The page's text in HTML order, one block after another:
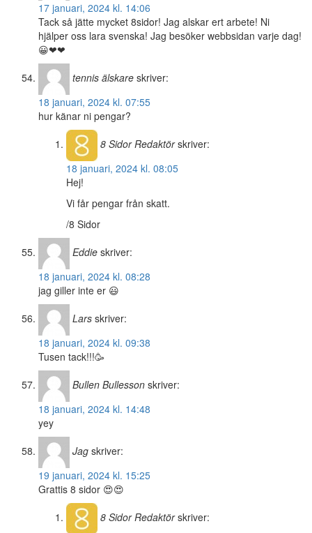
17 januari, 2024 kl. 14:06
Tack så jätte mycket 8sidor! Jag alskar ert arbete! Ni
hjälper oss lara svenska! Jag besöker webbsidan varje dag!
😀❤❤
tennis älskare skriver:
18 januari, 2024 kl. 07:55
hur känar ni pengar?
8 SidorRedaktör skriver:
18 januari, 2024 kl. 08:05
Hej!
Vi får pengar från skatt.
/8 Sidor
Eddie skriver:
18 januari, 2024 kl. 08:28
jag giller inte er 😃
Lars skriver:
18 januari, 2024 kl. 09:38
Tusen tack!!!🥳
Bullen Bullesson skriver:
18 januari, 2024 kl. 14:48
yey
Jag skriver:
19 januari, 2024 kl. 15:25
Grattis 8 sidor 😍😍
8 SidorRedaktör skriver: